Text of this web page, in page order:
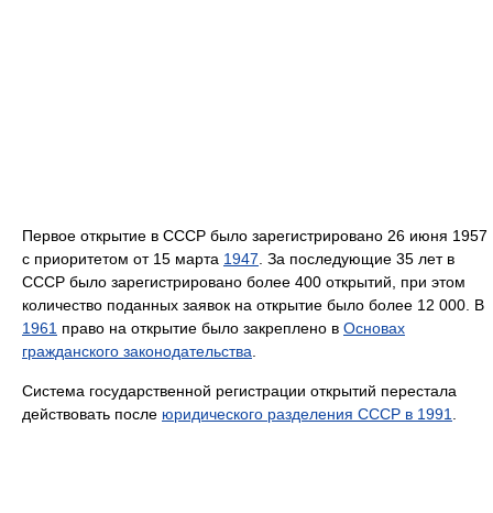
Первое открытие в СССР было зарегистрировано 26 июня 1957
с приоритетом от 15 марта 1947 . За последующие 35 лет в
СССР было зарегистрировано более 400 открытий, при этом
количество поданных заявок на открытие было более 12 000. В
1961 право на открытие было закреплено в Основах
гражданского законодательства
Система государственной регистрации открытий перестала
действовать после юридического разделения СССР в 1991